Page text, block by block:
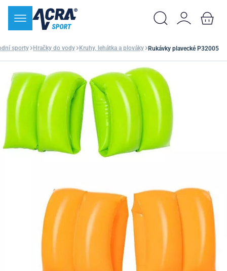
sporty Hračky do vody Kruhy, lehátka a plováky Rukávky plavecké P32005